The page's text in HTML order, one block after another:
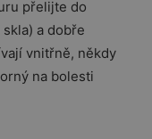
přelijte do
a dobře
vnitřně, někdy
na bolesti